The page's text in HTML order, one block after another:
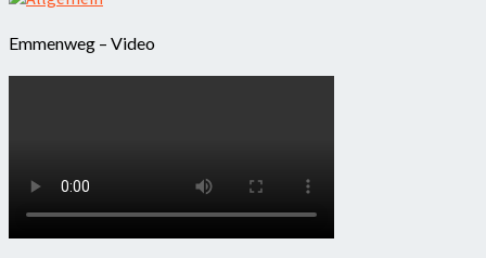
Emmenweg – Video